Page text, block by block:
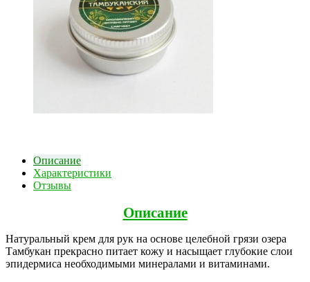
Описание
Характеристики
Отзывы
Описание
Натуральный крем для рук на основе целебной грязи озера
Тамбукан прекрасно питает кожу и насыщает глубокие слои
эпидермиса необходимыми минералами и витаминами.